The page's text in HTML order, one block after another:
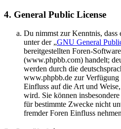
4. General Public License
Du nimmst zur Kenntnis, dass
unter der „GNU General
bereitgestellten Foren-
(www.phpbb.com) handelt;
werden durch die
www.phpbb.de zur Verfügung
Einfluss auf die Art und
wird. Sie können
für bestimmte Zwecke nicht
fremder Foren Einfluss